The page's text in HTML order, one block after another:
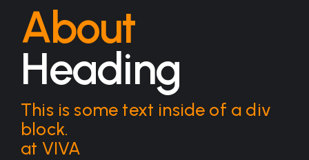
About
Heading
This is some text inside of a div
block.
at VIVA